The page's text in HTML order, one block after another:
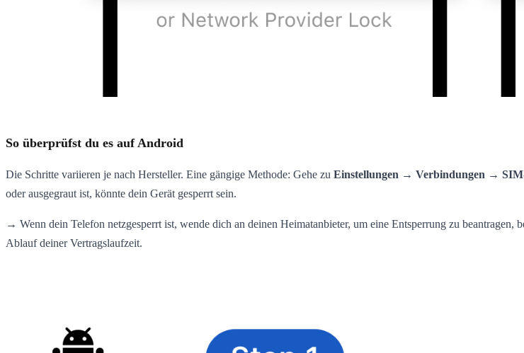
So überprüfst du es auf Android
Die Schritte variieren je nach Hersteller. Eine gängige Methode: Gehe zu Einstellungen → Verbindungen →
oder ausgegraut ist, könnte dein Gerät gesperrt sein.
→ Wenn dein Telefon netzgesperrt ist, wende dich an deinen Heimatanbieter, um eine Entsperrung zu
Ablauf deiner Vertragslaufzeit.